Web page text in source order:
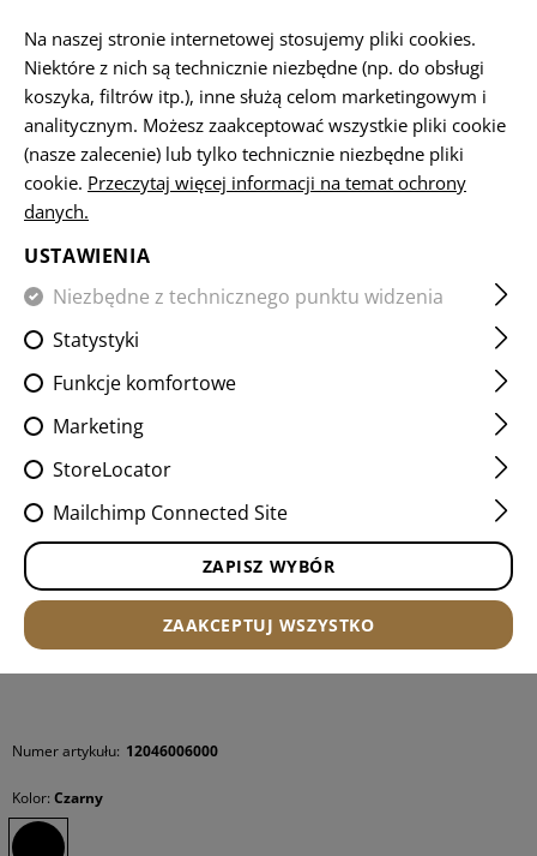
STRONA GŁÓWNA BROŃ PALNA I AKCESORIA
AK47 STARBLAST HYBRID
COMPENSATOR
Numer artykułu: 12046006000
Kolor: Czarny
Na naszej stronie internetowej stosujemy pliki cookies.
Niektóre z nich są technicznie niezbędne (np. do obsługi
koszyka, filtrów itp.), inne służą celom marketingowym i
analitycznym. Możesz zaakceptować wszystkie pliki cookie
(nasze zalecenie) lub tylko technicznie niezbędne pliki
cookie. Przeczytaj więcej informacji na temat ochrony
danych.
USTAWIENIA
Niezbędne z technicznego punktu widzenia
Statystyki
Funkcje komfortowe
Marketing
StoreLocator
Mailchimp Connected Site
ZAPISZ WYBÓR
ZAAKCEPTUJ WSZYSTKO